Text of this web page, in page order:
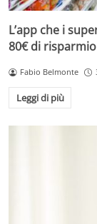
L’app che i
80€ di
Fabio Belmonte
Leggi di più